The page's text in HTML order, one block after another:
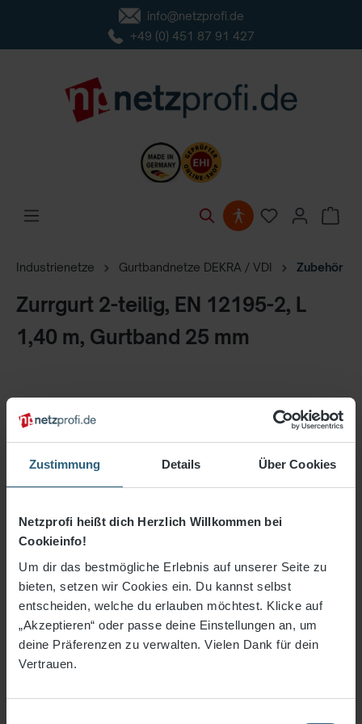
Zustimmung Details Über Cookies
Netzprofi heißt dich Herzlich Willkommen bei
Cookieinfo!
Um dir das bestmögliche Erlebnis auf unserer Seite zu
bieten, setzen wir Cookies ein. Du kannst selbst
entscheiden, welche du erlauben möchtest. Klicke auf
„Akzeptieren“ oder passe deine Einstellungen an, um
deine Präferenzen zu verwalten. Vielen Dank für dein
Vertrauen.
info@netzprofi.de
+49 (0) 451 87 91 427
Industrienetze Gurtbandnetze DEKRA / VDI Zubehör
Zurrgurt 2-teilig, EN 12195-2, L
1,40 m, Gurtband 25 mm
12,98 €*
3% Rabatt bei Vorkasse
Preise inkl. MwSt. zzgl. Versandkosten